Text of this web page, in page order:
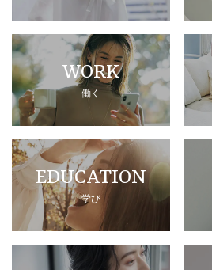
WORK
働く
EDUCATION
学び